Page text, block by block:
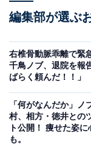
編集部が選ぶ
右椎骨動脈乖離で緊
千鳥ノブ、退院を報
ばらく頼んだ！！」
「何がなんだか」ノ
村、相方・徳井との
ト公開！ 痩せた姿
も。